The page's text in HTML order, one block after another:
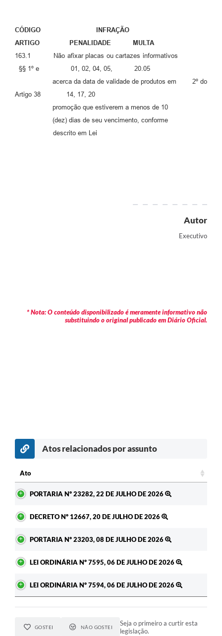
CÓDIGO INFRAÇÃO
ARTIGO PENALIDADE MULTA
163.1 Não afixar placas ou cartazes informativos
§§ 1º e 01, 02, 04, 05, 20.05
acerca da data de validade de produtos em 2º do
Artigo 38 14, 17, 20
promoção que estiverem a menos de 10
(dez) dias de seu vencimento, conforme
descrito em Lei
Autor
Executivo
* Nota: O conteúdo disponibilizado é meramente informativo não
substituindo o original publicado em Diário Oficial.
Atos relacionados por assunto
Ato
PORTARIA Nº 23282, 22 DE JULHO DE 2026
DECRETO Nº 12667, 20 DE JULHO DE 2026
PORTARIA Nº 23203, 08 DE JULHO DE 2026
LEI ORDINÁRIA Nº 7595, 06 DE JULHO DE 2026
LEI ORDINÁRIA Nº 7594, 06 DE JULHO DE 2026
GOSTEI NÃO GOSTEI
Seja o primeiro a curtir esta
legislação.